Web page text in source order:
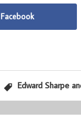
Facebook
Edward Sharpe